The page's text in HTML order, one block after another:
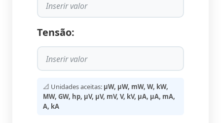
Tensão:
📐 Unidades aceitas: µW, μW, mW, W, kW,
MW, GW, hp, µV, μV, mV, V, kV, µA, μA, mA,
A, kA